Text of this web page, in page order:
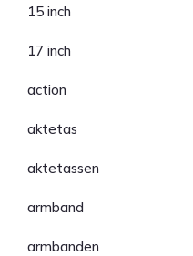
15 inch
17 inch
action
aktetas
aktetassen
armband
armbanden